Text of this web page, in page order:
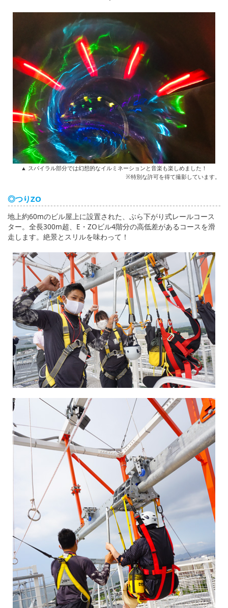
▲ スパイラル部分では幻想的なイルミネーションと音楽も楽しめました！
※特別な許可を得て撮影しています。
◎つりZO
地上約60mのビル屋上に設置された、ぶら下がり式レールコース
ター。全長300m超、E・ZOビル4階分の高低差があるコースを滑
走します。絶景とスリルを味わって！